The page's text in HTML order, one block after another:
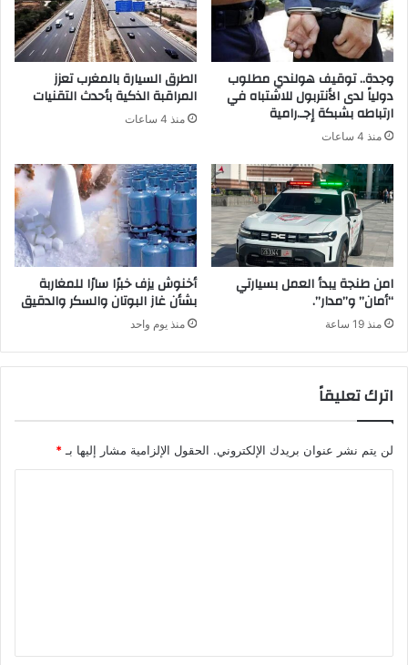
وجدة.. توقيف هولندي مطلوب
دولياً لدى الأنتربول للاشتباه في
ارتباطه بشبكة إجـ.رامية
منذ 4 ساعات
الطرق السيارة بالمغرب تعزز
المراقبة الذكية بأحدث التقنيات
منذ 4 ساعات
امن طنجة يبدأ العمل بسيارتي
“أمان” و”مدار”.
منذ 19 ساعة
أخنوش يزف خبرًا سارًا للمغاربة
بشأن غاز البوتان والسكر والدقيق
منذ يوم واحد
اترك تعليقاً
لن يتم نشر عنوان بريدك الإلكتروني. الحقول الإلزامية مشار إليها بـ *